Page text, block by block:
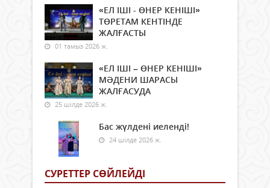
«ЕЛ ІШІ - ӨНЕР КЕНІШІ»
ТӨРЕТАМ КЕНТІНДЕ
ЖАЛҒАСТЫ
01 тамыз 2026 ж.
«ЕЛ ІШІ – ӨНЕР КЕНІШІ»
МӘДЕНИ ШАРАСЫ
ЖАЛҒАСУДА
25 шілде 2026 ж.
Бас жүлдені иеленді!
24 шілде 2026 ж.
СУРЕТТЕР СӨЙЛЕЙДI